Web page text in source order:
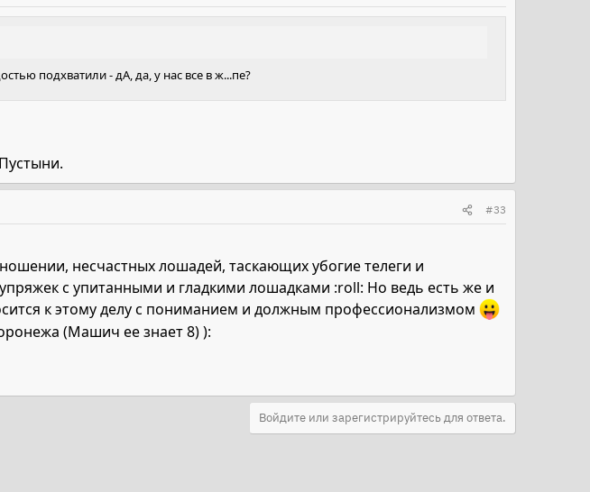
подхватили - дА, да, у нас все в ж...пе?
#33
несчастных лошадей, таскающих убогие телеги и
с упитанными и гладкими лошадками :roll: Но ведь есть же и
к этому делу с пониманием и должным профессионализмом
(Машич ее знает 8) ):
Войдите или зарегистрируйтесь для ответа.